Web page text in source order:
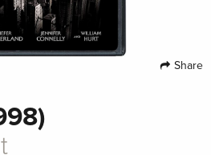
Share